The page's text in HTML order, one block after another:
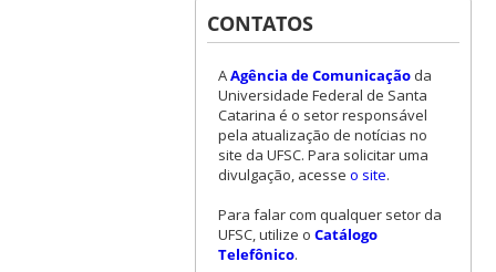
CONTATOS
AAgência de Comunicaçãoda
Universidade Federal de Santa
Catarina é o setor responsável
pela atualização de notícias no
site da UFSC. Para solicitar uma
divulgação, acesse o site.
Para falar com qualquer setor da
UFSC, utilize o Catálogo
Telefônico.